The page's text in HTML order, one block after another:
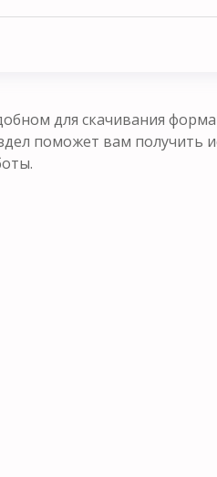
для скачивания
поможет вам